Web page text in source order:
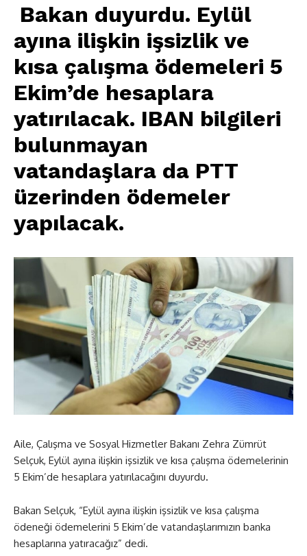
Bakan duyurdu. Eylül
ayına ilişkin işsizlik ve
kısa çalışma ödemeleri 5
Ekim’de hesaplara
yatırılacak. IBAN bilgileri
bulunmayan
vatandaşlara da PTT
üzerinden ödemeler
yapılacak.
Aile, Çalışma ve Sosyal Hizmetler Bakanı Zehra Zümrüt
Selçuk, Eylül ayına ilişkin işsizlik ve kısa çalışma ödemelerinin
5 Ekim’de hesaplara yatırılacağını duyurdu.
Bakan Selçuk, “Eylül ayına ilişkin işsizlik ve kısa çalışma
ödeneği ödemelerini 5 Ekim’de vatandaşlarımızın banka
hesaplarına yatıracağız” dedi.